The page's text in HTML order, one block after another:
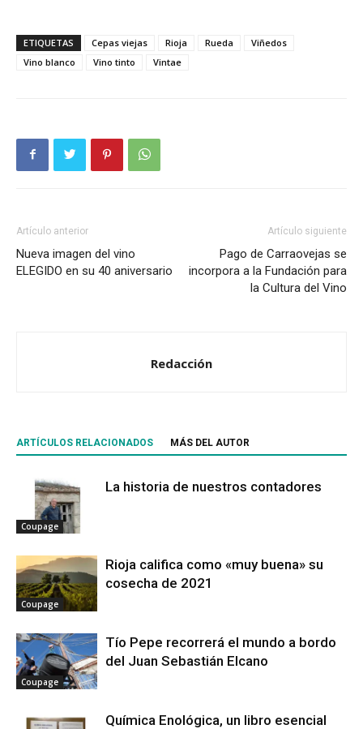
ETIQUETAS Cepas viejas Rioja Rueda
Viñedos
Vino blanco
Vino tinto Vintae
Artículo anterior
Nueva imagen del vino
ELEGIDO en su 40 aniversario
Artículo siguiente
Pago de Carraovejas se
incorpora a la Fundación para
la Cultura del Vino
Redacción
ARTÍCULOS RELACIONADOS MÁS DEL AUTOR
Coupage
La historia de nuestros contadores
Coupage
Rioja califica como «muy buena» su
cosecha de 2021
Coupage
Tío Pepe recorrerá el mundo a bordo
del Juan Sebastián Elcano
Química Enológica, un libro esencial